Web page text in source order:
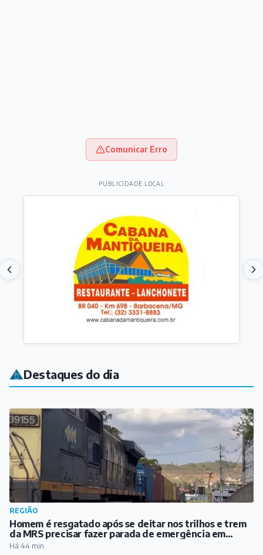
Comunicar Erro
PUBLICIDADE LOCAL
Destaques do dia
Homem é resgatado após se deitar nos trilhos e trem
da MRS precisar fazer parada de emergência em
ARTICULISTAS
Meu Pai, meu herói
Há 1 hora